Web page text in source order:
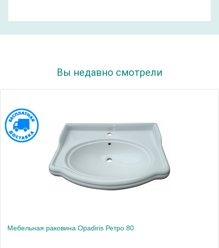
Вы недавно смотрели
Мебельная раковина Opadiris Ретро 80